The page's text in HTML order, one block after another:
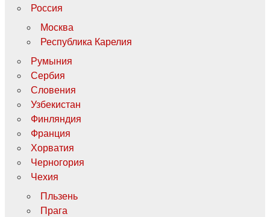
Россия
Москва
Республика Карелия
Румыния
Сербия
Словения
Узбекистан
Финляндия
Франция
Хорватия
Черногория
Чехия
Пльзень
Прага